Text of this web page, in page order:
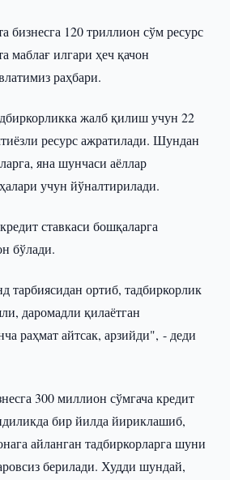
бизнесга 120 триллион сўм ресурс
маблағ илгари ҳеч қачон
раҳбари.
жалб қилиш учун 22
ресурс ажратилади. Шундан
яна шунчаси аёллар
учун йўналтирилади.
ставкаси бошқаларга
бўлади.
тарбиясидан ортиб, тадбиркорлик
даромадли қилаётган
раҳмат айтсак, арзийди", - деди
300 миллион сўмгача кредит
бир йилда йириклашиб,
айланган тадбиркорларга шуни
берилади. Худди шундай,